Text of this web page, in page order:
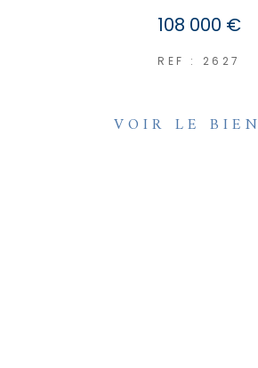
108 000 €
REF : 2627
VOIR LE BIEN